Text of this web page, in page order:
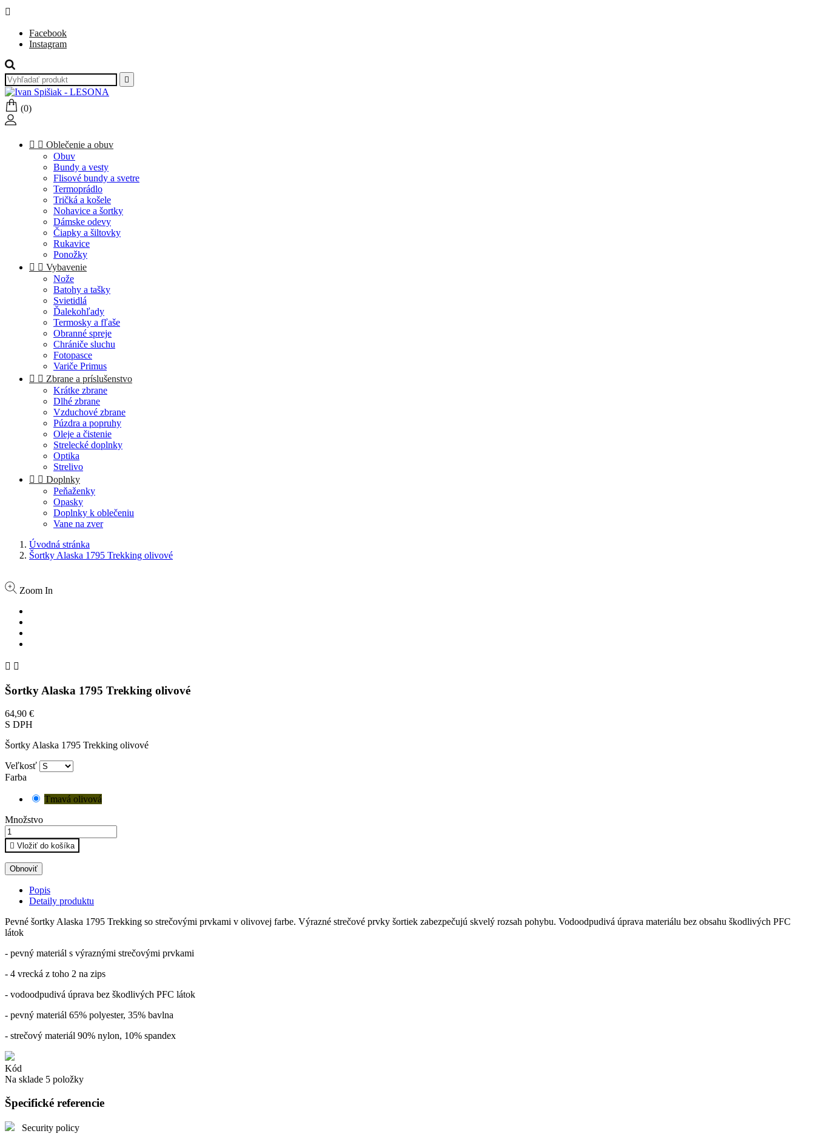

Facebook
Instagram

(0)
  Oblečenie a obuv
Obuv
Bundy a vesty
Flisové bundy a svetre
Termoprádlo
Tričká a košele
Nohavice a šortky
Dámske odevy
Čiapky a šiltovky
Rukavice
Ponožky
  Vybavenie
Nože
Batohy a tašky
Svietidlá
Ďalekohľady
Termosky a fľaše
Obranné spreje
Chrániče sluchu
Fotopasce
Variče Primus
  Zbrane a príslušenstvo
Krátke zbrane
Dlhé zbrane
Vzduchové zbrane
Púzdra a popruhy
Oleje a čistenie
Strelecké doplnky
Optika
Strelivo
  Doplnky
Peňaženky
Opasky
Doplnky k oblečeniu
Vane na zver
Úvodná stránka
Šortky Alaska 1795 Trekking olivové
Zoom In
 
Šortky Alaska 1795 Trekking olivové
64,90 €
S DPH
Šortky Alaska 1795 Trekking olivové
Veľkosť
Farba
Tmavá olivová
Množstvo
 Vložiť do košíka
Popis
Detaily produktu
Pevné šortky Alaska 1795 Trekking so strečovými prvkami v olivovej farbe. Výrazné strečové prvky šortiek zabezpečujú skvelý rozsah pohybu. Vodoodpudivá úprava materiálu bez obsahu škodlivých PFC
látok
- pevný materiál s výraznými strečovými prvkami
- 4 vrecká z toho 2 na zips
- vodoodpudivá úprava bez škodlivých PFC látok
- pevný materiál 65% polyester, 35% bavlna
- strečový materiál 90% nylon, 10% spandex
Kód
Na sklade 5 položky
Špecifické referencie
Security policy